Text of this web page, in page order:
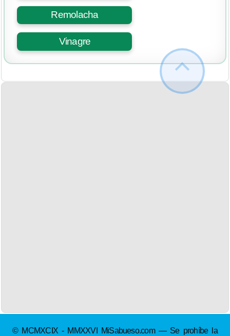
Remolacha
Vinagre
© MCMXCIX - MMXXVI MiSabueso.com — Se prohíbe la